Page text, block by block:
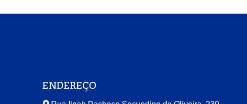
ENDEREÇO